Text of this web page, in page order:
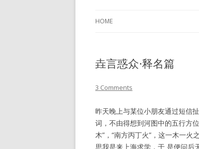
HOME
垚言惑众·释名篇
3 Comments
昨天晚上与某位小朋友通过短信
词，不由得想到河图中的五行方
木”，“南方丙丁火”，这一木一
思我是来上海求学，于 是便问后